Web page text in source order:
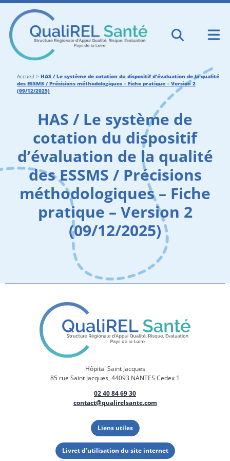
Accueil > HAS / Le système de cotation du dispositif d’évaluation de la qualité
des ESSMS / Précisions méthodologiques – Fiche pratique – Version 2
(09/12/2025)
HAS / Le système de
cotation du dispositif
d’évaluation de la qualité
des ESSMS / Précisions
méthodologiques – Fiche
pratique – Version 2
(09/12/2025)
Hôpital Saint Jacques
85 rue Saint Jacques, 44093 NANTES Cedex 1
02 40 84 69 30
contact@qualirelsante.com
Liens utiles
Livret d’utilisation du site internet